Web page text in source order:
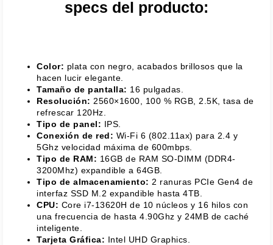
specs del producto:
Color: plata con negro, acabados brillosos que la
hacen lucir elegante.
Tamaño de pantalla: 16 pulgadas.
Resolución: 2560×1600, 100 % RGB, 2.5K, tasa de
refrescar 120Hz.
Tipo de panel: IPS.
Conexión de red: Wi-Fi 6 (802.11ax) para 2.4 y
5Ghz velocidad máxima de 600mbps.
Tipo de RAM: 16GB de RAM SO-DIMM (DDR4-
3200Mhz) expandible a 64GB.
Tipo de almacenamiento: 2 ranuras PCIe Gen4 de
interfaz SSD M.2 expandible hasta 4TB.
CPU: Core i7-13620H de 10 núcleos y 16 hilos con
una frecuencia de hasta 4.90Ghz y 24MB de caché
inteligente.
Tarjeta Gráfica: Intel UHD Graphics.